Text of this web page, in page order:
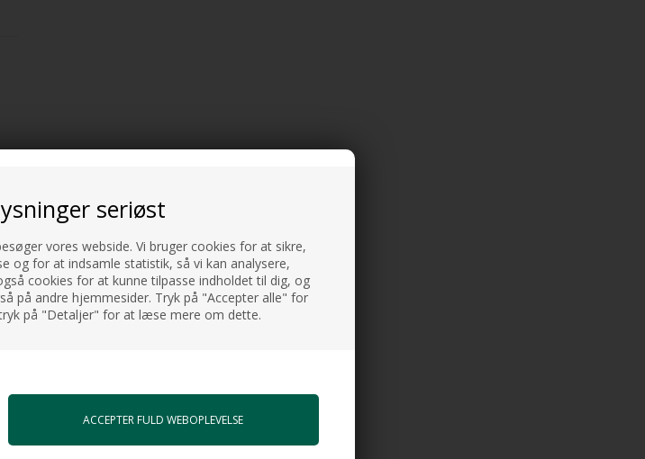
seriøst
vores webside. Vi bruger cookies for at sikre,
og for at indsamle statistik, så vi kan analysere,
cookies for at kunne tilpasse indholdet til dig, og
på andre hjemmesider. Tryk på "Accepter alle" for
på "Detaljer" for at læse mere om dette.